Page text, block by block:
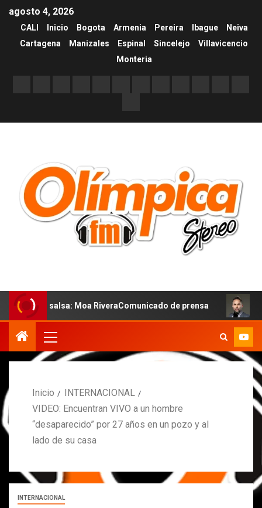
agosto 4, 2026
CALI Inicio Bogota Armenia Pereira Ibague
Neiva
Cartagena
Manizales Espinal Sincelejo
Villavicencio
Monteria
Moa RiveraComunicado de prensa MARCOS
Inicio
INTERNACIONAL
VIDEO: Encuentran VIVO a un hombre
“desaparecido” por 27 años en un pozo y al
lado de su casa
INTERNACIONAL